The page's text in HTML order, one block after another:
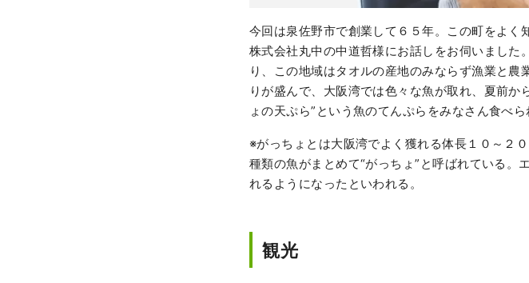
今回は泉佐野市で創業して６５年。この町をよく
株式会社丸中の中道哲様にお話しをお伺いまし
り、この地域はタオルの産地のみならず漁業と
りが盛んで、大阪湾では色々な魚が取れ、夏前
ょの天ぷら”という魚のてんぷらをみなさん食べら
※がっちょとは大阪湾でよく獲れる体長１０～２
種類の魚がまとめて“がっちょ”と呼ばれている
れるようになったといわれる。
観光